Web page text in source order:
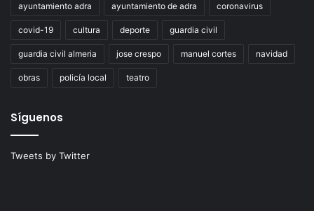
ayuntamiento adra ayuntamiento de adra coronavirus
covid-19 cultura deporte guardia civil
guardia civil almeria jose crespo manuel cortes navidad
obras policía local teatro
Síguenos
Tweets by Twitter